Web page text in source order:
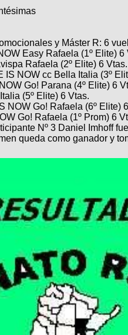
y Máster R: 6
Easy Rafaela (1º Elite) 6
Rafaela (2º Elite) 6 Vtas.
NOW cc Bella Italia (3º
Go! Parana (4º Elite) 6
(5º Elite) 6 Vtas.
NOW Go! Rafaela (6º Elite)
Go! Rafaela (1º Prom) 6
Nº 3 Daniel Imhoff
queda como ganador y